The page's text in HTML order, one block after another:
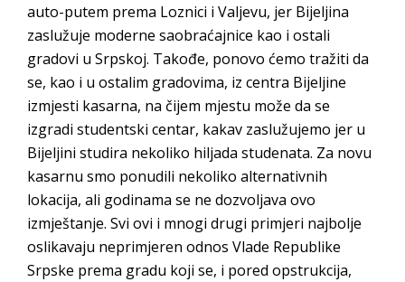
auto-putem prema Loznici i Valjevu, jer Bijeljina
zaslužuje moderne saobraćajnice kao i ostali
gradovi u Srpskoj. Takođe, ponovo ćemo tražiti da
se, kao i u ostalim gradovima, iz centra Bijeljine
izmjesti kasarna, na čijem mjestu može da se
izgradi studentski centar, kakav zaslužujemo jer u
Bijeljini studira nekoliko hiljada studenata. Za novu
kasarnu smo ponudili nekoliko alternativnih
lokacija, ali godinama se ne dozvoljava ovo
izmještanje. Svi ovi i mnogi drugi primjeri najbolje
oslikavaju neprimjeren odnos Vlade Republike
Srpske prema gradu koji se, i pored opstrukcija,